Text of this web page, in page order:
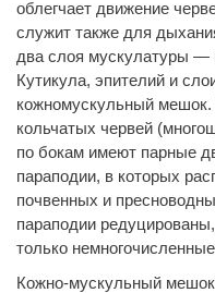
облегчает движение
служит также для
два слоя мускулатуры —
Кутикула, эпителий и
кожномускульный мешок.
кольчатых червей
по бокам имеют парные
параподии, в которых
почвенных и
параподии
только
Кожно-мускульный